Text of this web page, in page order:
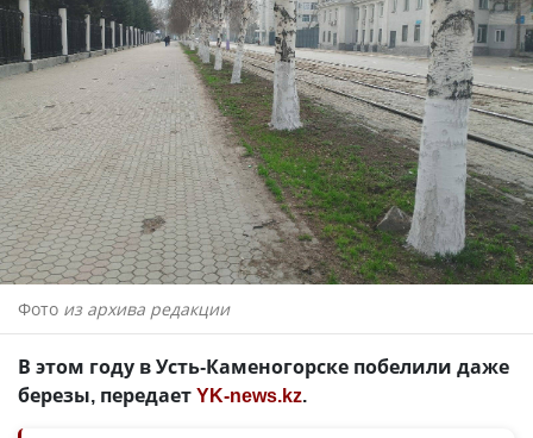
Фото из архива редакции
В этом году в Усть-Каменогорске побелили даже
березы, передаетYK-news.kz.